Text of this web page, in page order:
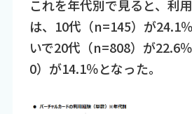
これを年代別で見ると、利
は、10代（n=145）が24.1
いで20代（n=808）が22.6
0）が14.1％となった。